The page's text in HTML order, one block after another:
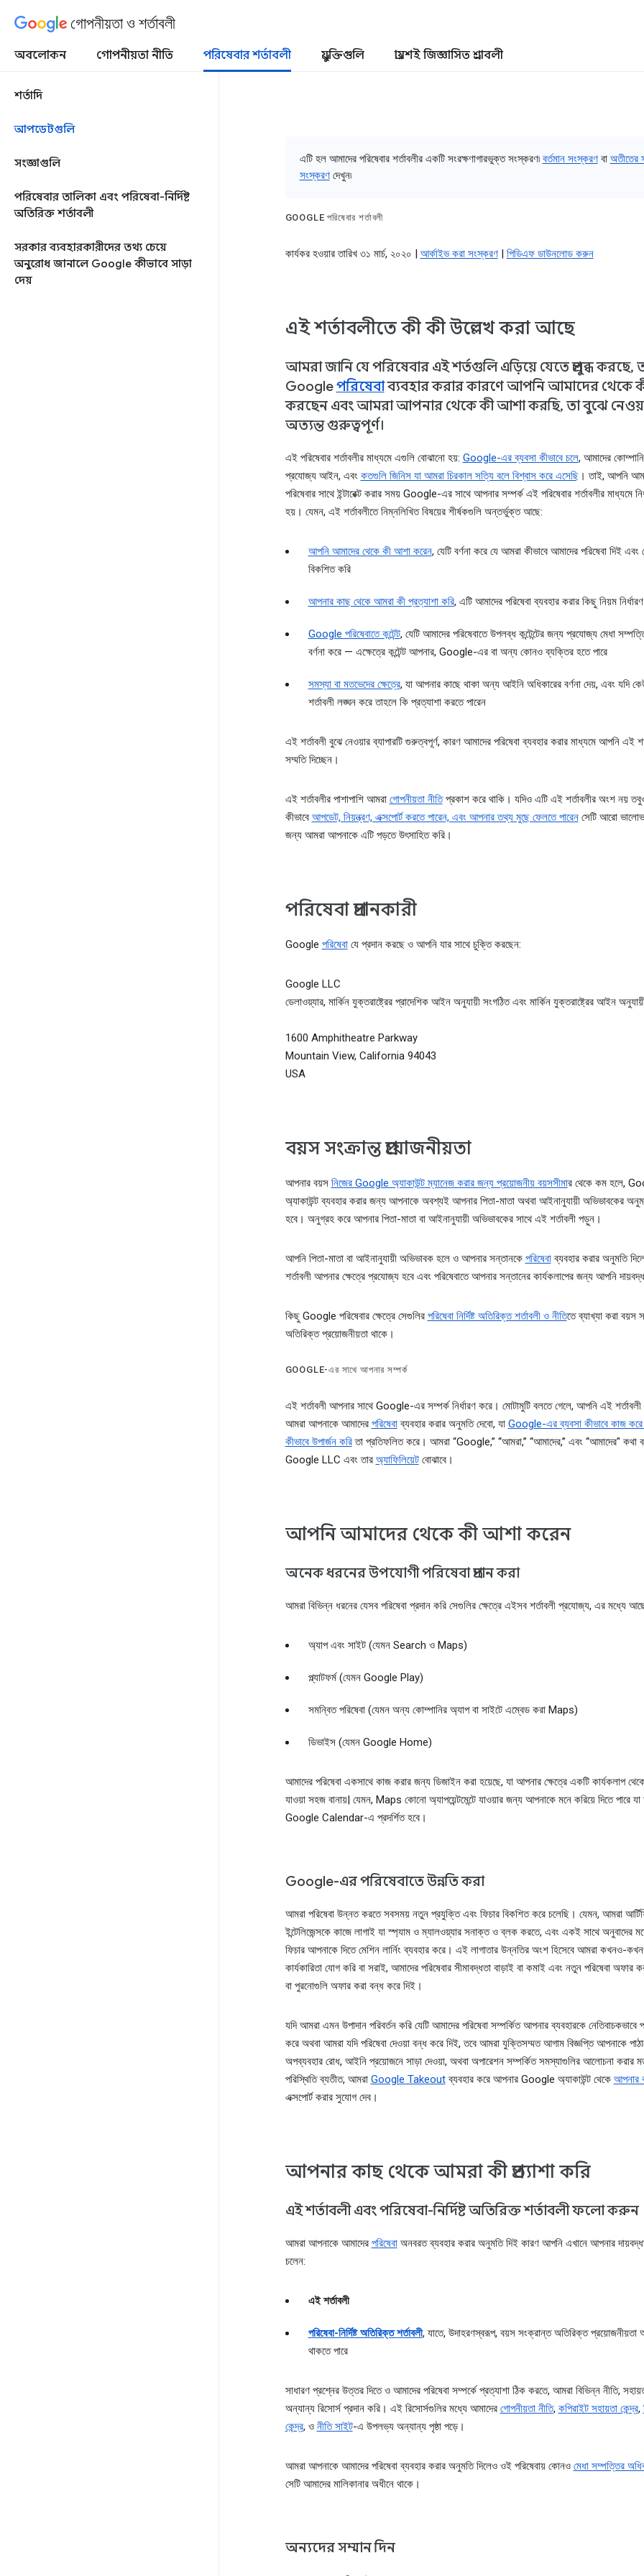
গোপনীয়তা ও শর্তাবলী
অবলোকন গোপনীয়তা নীতি পরিষেবার শর্তাবলী প্রযুক্তিগুলি প্রায়শই জিজ্ঞাসিত প্রশ্নাবলী
শর্তাদি
আপডেটগুলি
সংজ্ঞাগুলি
পরিষেবার তালিকা এবং পরিষেবা-নির্দিষ্ট
অতিরিক্ত শর্তাবলী
সরকার ব্যবহারকারীদের তথ্য চেয়ে
অনুরোধ জানালে Google কীভাবে সাড়া
দেয়
এটি হল আমাদের পরিষেবার শর্তাবলীর একটি সংরক্ষণাগারভুক্ত সংস্করণ৷ বর্তমান সংস্করণবা অতীতের
সংস্করণদেখুন৷
GOOGLE পরিষেবার শর্তাবলী
কার্যকর হওয়ার তারিখ ৩১ মার্চ, ২০২০ | আর্কাইভ করা সংস্করণ| পিডিএফ ডাউনলোড করুন
এই শর্তাবলীতে কী কী উল্লেখ করা আছে
আমরা জানি যে পরিষেবার এই শর্তগুলি এড়িয়ে যেতে প্রলুব্ধ করছে,
Googleপরিষেবাব্যবহার করার কারণে আপনি আমাদের থেকে
করছেন এবং আমরা আপনার থেকে কী আশা করছি, তা বুঝে
অত্যন্ত গুরুত্বপূর্ণ।
এই পরিষেবার শর্তাবলীর মাধ্যমে এগুলি বোঝানো হয়: Google-এর ব্যবসা কীভাবে চলে, আমাদের
প্রযোজ্য আইন, এবং কতগুলি জিনিস যা আমরা চিরকাল সত্যি বলে বিশ্বাস করে এসেছি। তাই, আপনি
পরিষেবার সাথে ইন্টারেক্ট করার সময় Google-এর সাথে আপনার সম্পর্ক এই পরিষেবার শর্তাবলীর মাধ্যমে
হয়। যেমন, এই শর্তাবলীতে নিম্নলিখিত বিষয়ের শীর্ষকগুলি অন্তর্ভুক্ত আছে:
আপনি আমাদের থেকে কী আশা করেন, যেটি বর্ণনা করে যে আমরা কীভাবে আমাদের পরিষেবা দিই এবং
বিকশিত করি
আপনার কাছ থেকে আমরা কী প্রত্যাশা করি, এটি আমাদের পরিষেবা ব্যবহার করার কিছু নিয়ম
Google পরিষেবাতে কন্টেন্ট, যেটি আমাদের পরিষেবাতে উপলব্ধ কন্টেন্টের জন্য প্রযোজ্য মেধা
বর্ণনা করে — এক্ষেত্রে কন্টেন্ট আপনার, Google-এর বা অন্য কোনও ব্যক্তির হতে পারে
সমস্যা বা মতভেদের ক্ষেত্রে, যা আপনার কাছে থাকা অন্য আইনি অধিকারের বর্ণনা দেয়, এবং যদি
শর্তাবলী লঙ্ঘন করে তাহলে কি প্রত্যাশা করতে পারেন
এই শর্তাবলী বুঝে নেওয়ার ব্যাপারটি গুরুত্বপূর্ণ, কারণ আমাদের পরিষেবা ব্যবহার করার মাধ্যমে আপনি এই
সম্মতি দিচ্ছেন।
এই শর্তাবলীর পাশাপাশি আমরা গোপনীয়তা নীতিপ্রকাশ করে থাকি। যদিও এটি এই শর্তাবলীর অংশ নয়
কীভাবে আপডেট, নিয়ন্ত্রণ, এক্সপোর্ট করতে পারেন, এবং আপনার তথ্য মুছে ফেলতে পারেনসেটি আরো
জন্য আমরা আপনাকে এটি পড়তে উৎসাহিত করি।
পরিষেবা প্রদানকারী
Google পরিষেবাযে প্রদান করছে ও আপনি যার সাথে চুক্তি করছেন:
Google LLC
ডেলাওয়্যার, মার্কিন যুক্তরাষ্ট্রের প্রাদেশিক আইন অনুযায়ী সংগঠিত এবং মার্কিন যুক্তরাষ্ট্রের আইন
1600 Amphitheatre Parkway
Mountain View, California 94043
USA
বয়স সংক্রান্ত প্রয়োজনীয়তা
আপনার বয়স নিজের Google অ্যাকাউন্ট ম্যানেজ করার জন্য প্রয়োজনীয় বয়সসীমার থেকে কম হলে,
অ্যাকাউন্ট ব্যবহার করার জন্য আপনাকে অবশ্যই আপনার পিতা-মাতা অথবা আইনানুযায়ী অভিভাবকের
হবে। অনুগ্রহ করে আপনার পিতা-মাতা বা আইনানুযায়ী অভিভাবকের সাথে এই শর্তাবলী পড়ুন।
আপনি পিতা-মাতা বা আইনানুযায়ী অভিভাবক হলে ও আপনার সন্তানকে পরিষেবাব্যবহার করার অনুমতি
শর্তাবলী আপনার ক্ষেত্রে প্রযোজ্য হবে এবং পরিষেবাতে আপনার সন্তানের কার্যকলাপের জন্য আপনি
কিছু Google পরিষেবার ক্ষেত্রে সেগুলির পরিষেবা নির্দিষ্ট অতিরিক্ত শর্তাবলী ও নীতিতে ব্যাখ্যা করা বয়স
অতিরিক্ত প্রয়োজনীয়তা থাকে।
GOOGLE-এর সাথে আপনার সম্পর্ক
এই শর্তাবলী আপনার সাথে Google-এর সম্পর্ক নির্ধারণ করে। মোটামুটি বলতে গেলে, আপনি এই শর্তাবলী
আমরা আপনাকে আমাদের পরিষেবাব্যবহার করার অনুমতি দেবো, যা Google-এর ব্যবসা কীভাবে কাজ
কীভাবে উপার্জন করিতা প্রতিফলিত করে। আমরা “Google,” “আমরা,” “আমাদের,” এবং “আমাদের" কথা
Google LLC এবং তার অ্যাফিলিয়েটবোঝাবে।
আপনি আমাদের থেকে কী আশা করেন
অনেক ধরনের উপযোগী পরিষেবা প্রদান করা
আমরা বিভিন্ন ধরনের যেসব পরিষেবা প্রদান করি সেগুলির ক্ষেত্রে এইসব শর্তাবলী প্রযোজ্য, এর মধ্যে
অ্যাপ এবং সাইট (যেমন Search ও Maps)
প্ল্যাটফর্ম (যেমন Google Play)
সমন্বিত পরিষেবা (যেমন অন্য কোম্পানির অ্যাপ বা সাইটে এম্বেড করা Maps)
ডিভাইস (যেমন Google Home)
আমাদের পরিষেবা একসাথে কাজ করার জন্য ডিজাইন করা হয়েছে, যা আপনার ক্ষেত্রে একটি কার্যকলাপ
যাওয়া সহজ বানায়| যেমন, Maps কোনো অ্যাপয়েন্টমেন্টে যাওয়ার জন্য আপনাকে মনে করিয়ে দিতে পারে
Google Calendar-এ প্রদর্শিত হবে।
Google-এর পরিষেবাতে উন্নতি করা
আমরা পরিষেবা উন্নত করতে সবসময় নতুন প্রযুক্তি এবং ফিচার বিকশিত করে চলেছি। যেমন, আমরা
ইন্টেলিজেন্সকে কাজে লাগাই যা স্প্যাম ও ম্যালওয়্যার সনাক্ত ও ব্লক করতে, এবং একই সাথে অনুবাদের
ফিচার আপনাকে দিতে মেশিন লার্নিং ব্যবহার করে। এই লাগাতার উন্নতির অংশ হিসেবে আমরা কখনও-
কার্যকারিতা যোগ করি বা সরাই, আমাদের পরিষেবার সীমাবদ্ধতা বাড়াই বা কমাই এবং নতুন পরিষেবা অফার
বা পুরনোগুলি অফার করা বন্ধ করে দিই।
যদি আমরা এমন উপাদান পরিবর্তন করি যেটি আমাদের পরিষেবা সম্পর্কিত আপনার ব্যবহারকে নেতিবাচকভাবে
করে অথবা আমরা যদি পরিষেবা দেওয়া বন্ধ করে দিই, তবে আমরা যুক্তিসম্মত আগাম বিজ্ঞপ্তি আপনাকে
অপব্যবহার রোধ, আইনি প্রয়োজনে সাড়া দেওয়া, অথবা অপারেশন সম্পর্কিত সমস্যাগুলির আলোচনা করার
পরিস্থিতি ব্যতীত, আমরা Google Takeoutব্যবহার করে আপনার Google অ্যাকাউন্ট থেকে আপনার
এক্সপোর্ট করার সুযোগ দেব।
আপনার কাছ থেকে আমরা কী প্রত্যাশা করি
এই শর্তাবলী এবং পরিষেবা-নির্দিষ্ট অতিরিক্ত শর্তাবলী ফলো করুন
আমরা আপনাকে আমাদের পরিষেবাঅনবরত ব্যবহার করার অনুমতি দিই কারণ আপনি এখানে আপনার
চলেন:
এই শর্তাবলী
পরিষেবা-নির্দিষ্ট অতিরিক্ত শর্তাবলী, যাতে, উদাহরণস্বরূপ, বয়স সংক্রান্ত অতিরিক্ত প্রয়োজনীয়তা
থাকতে পারে
সাধারণ প্রশ্নের উত্তর দিতে ও আমাদের পরিষেবা সম্পর্কে প্রত্যাশা ঠিক করতে, আমরা বিভিন্ন নীতি,
অন্যান্য রিসোর্স প্রদান করি। এই রিসোর্সগুলির মধ্যে আমাদের গোপনীয়তা নীতি, কপিরাইট সহায়তা কেন্দ্র,
কেন্দ্র, ও নীতি সাইট-এ উপলভ্য অন্যান্য পৃষ্ঠা পড়ে।
আমরা আপনাকে আমাদের পরিষেবা ব্যবহার করার অনুমতি দিলেও ওই পরিষেবায় কোনও মেধা সম্পত্তির
সেটি আমাদের মালিকানার অধীনে থাকে।
অন্যদের সম্মান দিন